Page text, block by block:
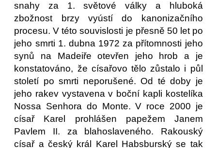
snahy za 1. světové války a hluboká
zbožnost brzy vyústí do kanonizačního
procesu. V této souvislosti je přesně 50 let po
jeho smrti 1. dubna 1972 za přítomnosti jeho
synů na Madeiře otevřen jeho hrob a je
konstatováno, že císařovo tělo zůstalo i půl
století po smrti neporušené. Od té doby je
jeho rakev vystavena v boční kapli kostelíka
Nossa Senhora do Monte. V roce 2000 je
císař Karel prohlášen papežem Janem
Pavlem II. za blahoslaveného. Rakouský
císař a český král Karel Habsburský se tak